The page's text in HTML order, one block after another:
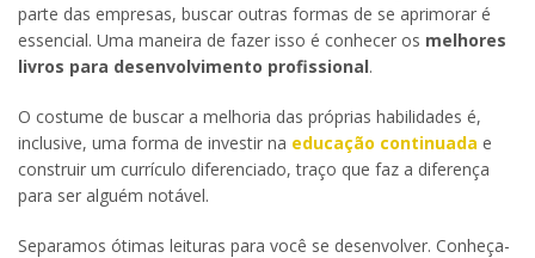
parte das empresas, buscar outras formas de se aprimorar é
essencial. Uma maneira de fazer isso é conhecer os melhores
livros para desenvolvimento profissional.
O costume de buscar a melhoria das próprias habilidades é,
inclusive, uma forma de investir na educação continuada e
construir um currículo diferenciado, traço que faz a diferença
para ser alguém notável.
Separamos ótimas leituras para você se desenvolver. Conheça-